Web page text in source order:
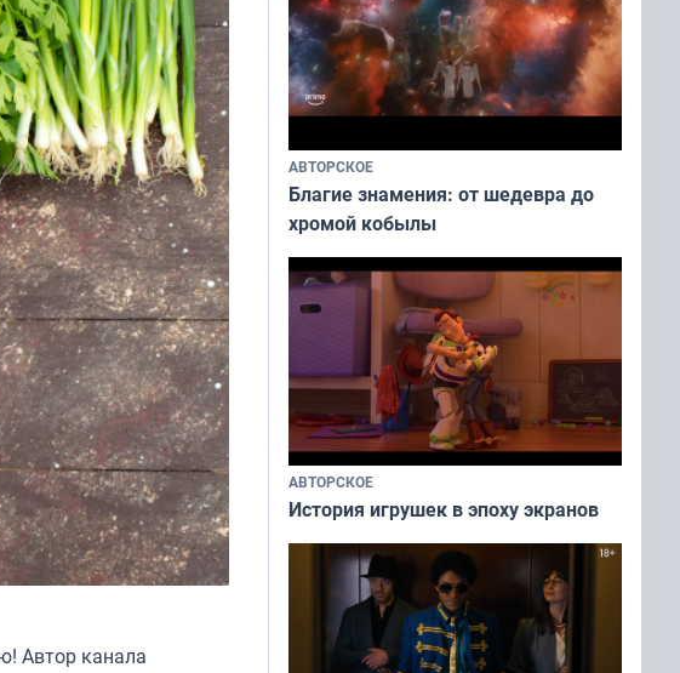
Автор канала
АВТОРСКОЕ
Благие знамения: от шедевра до
хромой кобылы
АВТОРСКОЕ
История игрушек в эпоху экранов